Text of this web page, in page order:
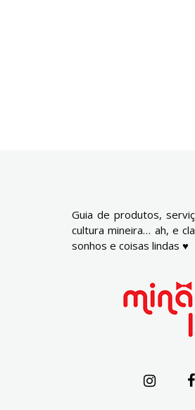
Guia de produtos,
cultura mineira… ah, e
sonhos e coisas lindas ♥